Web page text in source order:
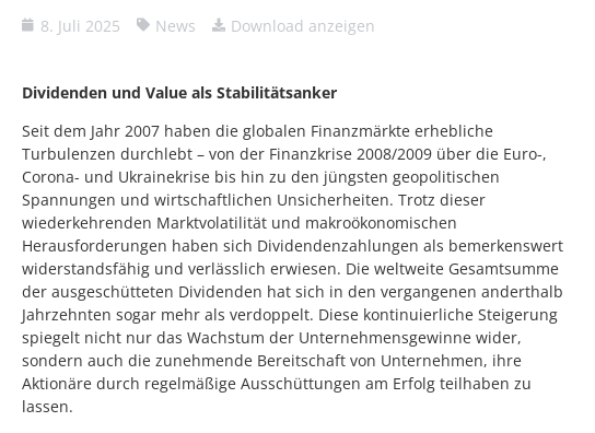
8. Juli 2025 News Download anzeigen
Dividenden und Value als Stabilitätsanker
Seit dem Jahr 2007 haben die globalen Finanzmärkte erhebliche
Turbulenzen durchlebt – von der Finanzkrise 2008/2009 über die Euro-,
Corona- und Ukrainekrise bis hin zu den jüngsten geopolitischen
Spannungen und wirtschaftlichen Unsicherheiten. Trotz dieser
wiederkehrenden Marktvolatilität und makroökonomischen
Herausforderungen haben sich Dividendenzahlungen als bemerkenswert
widerstandsfähig und verlässlich erwiesen. Die weltweite Gesamtsumme
der ausgeschütteten Dividenden hat sich in den vergangenen anderthalb
Jahrzehnten sogar mehr als verdoppelt. Diese kontinuierliche Steigerung
spiegelt nicht nur das Wachstum der Unternehmensgewinne wider,
sondern auch die zunehmende Bereitschaft von Unternehmen, ihre
Aktionäre durch regelmäßige Ausschüttungen am Erfolg teilhaben zu
lassen.